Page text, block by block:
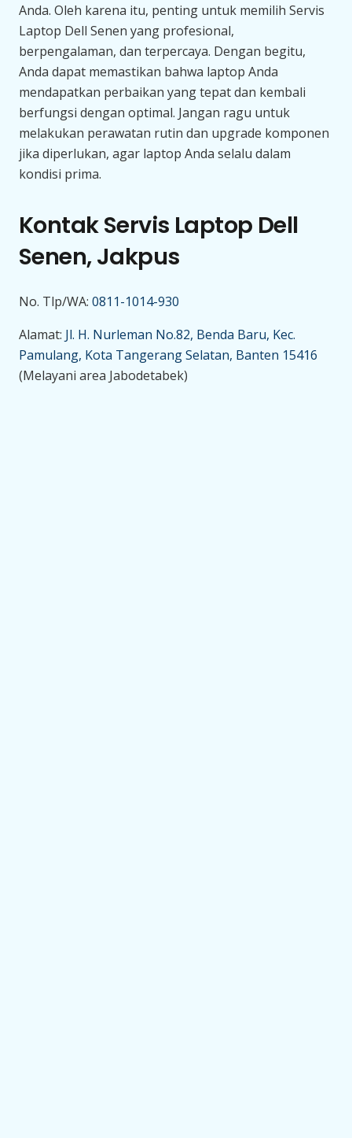
Anda. Oleh karena itu, penting untuk memilih Servis
Laptop Dell Senen yang profesional,
berpengalaman, dan terpercaya. Dengan begitu,
Anda dapat memastikan bahwa laptop Anda
mendapatkan perbaikan yang tepat dan kembali
berfungsi dengan optimal. Jangan ragu untuk
melakukan perawatan rutin dan upgrade komponen
jika diperlukan, agar laptop Anda selalu dalam
kondisi prima.
Kontak Servis Laptop Dell
Senen, Jakpus
No. Tlp/WA: 0811-1014-930
Alamat: Jl. H. Nurleman No.82, Benda Baru, Kec.
Pamulang, Kota Tangerang Selatan, Banten 15416
(Melayani area Jabodetabek)